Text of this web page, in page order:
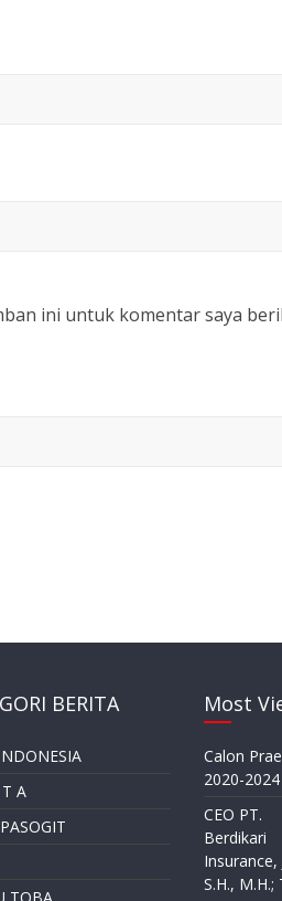
ini untuk komentar saya
BERITA
A
Most
Calon
2020-
CEO PT.
Berdikari
Insurance,
S.H.,